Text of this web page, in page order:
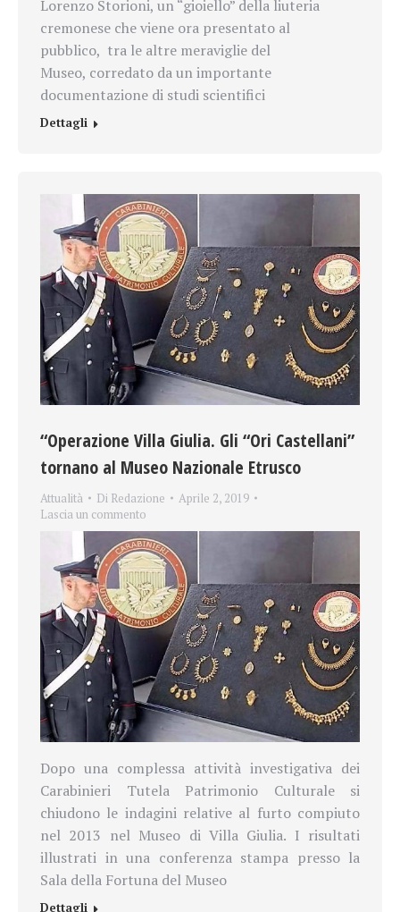
Lorenzo Storioni, un “gioiello” della liuteria
cremonese che viene ora presentato al
pubblico, tra le altre meraviglie del
Museo, corredato da un importante
documentazione di studi scientifici
Dettagli
“Operazione Villa Giulia. Gli “Ori Castellani”
tornano al Museo Nazionale Etrusco
Attualità Di Redazione
Aprile 2, 2019
Lascia un commento
Dopo una complessa attività investigativa dei
Carabinieri Tutela Patrimonio Culturale si
chiudono le indagini relative al furto compiuto
nel 2013 nel Museo di Villa Giulia. I risultati
illustrati in una conferenza stampa presso la
Sala della Fortuna del Museo
Dettagli